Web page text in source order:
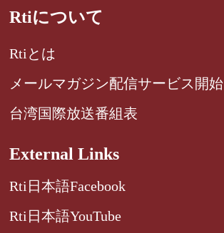
Rtiについて
Rtiとは
メールマガジン配信サービス開始
台湾国際放送番組表
External Links
Rti日本語Facebook
Rti日本語YouTube